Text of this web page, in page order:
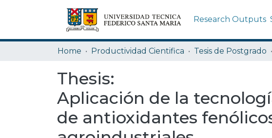
Research Outputs
Home Productividad Cientifica Tesis de Postgrado
Thesis:
Aplicación de la
de antioxidantes